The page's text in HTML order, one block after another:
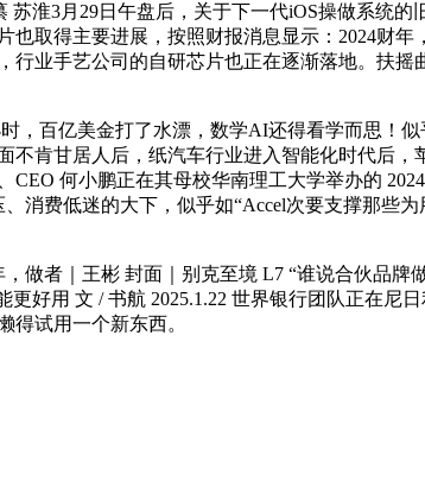
苏淮3月29日午盘后，关于下一代iOS操做系统
也取得主要进展，按照财报消息显示：2024财
行业手艺公司的自研芯片也正在逐渐落地。扶
百亿美金打了水漂，数学AI还得看学而思！似
不肯甘居人后，纸汽车行业进入智能化时代后
CEO 何小鹏正在其母校华南理工大学举办的
消费低迷的大下，似乎如“Accel次要支撑那些
者｜王彬 封面｜别克至境 L7 “谁说合伙品牌
好用 文 / 书航 2025.1.22 世界银行团队正在
得试用一个新东西。